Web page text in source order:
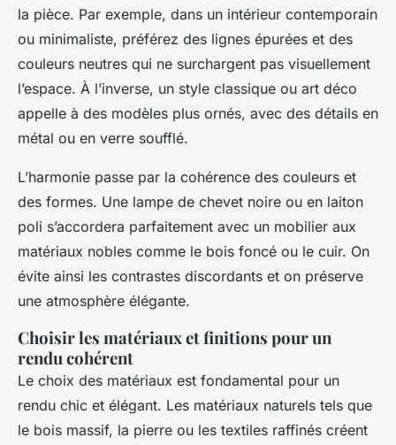
la pièce. Par exemple, dans un intérieur contemporain
ou minimaliste, préférez des lignes épurées et des
couleurs neutres qui ne surchargent pas visuellement
l’espace. À l’inverse, un style classique ou art déco
appelle à des modèles plus ornés, avec des détails en
métal ou en verre soufflé.
L’harmonie passe par la cohérence des couleurs et
des formes. Une lampe de chevet noire ou en laiton
poli s’accordera parfaitement avec un mobilier aux
matériaux nobles comme le bois foncé ou le cuir. On
évite ainsi les contrastes discordants et on préserve
une atmosphère élégante.
Choisir les matériaux et finitions pour un
rendu cohérent
Le choix des matériaux est fondamental pour un
rendu chic et élégant. Les matériaux naturels tels que
le bois massif, la pierre ou les textiles raffinés créent